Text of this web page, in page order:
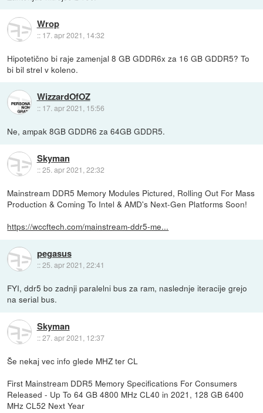
Wrop
:: 17. apr 2021, 14:32
Hipotetično bi raje zamenjal 8 GB GDDR6x za 16 GB GDDR5? To
bi bil strel v koleno.
WizzardOfOZ
:: 17. apr 2021, 15:56
Ne, ampak 8GB GDDR6 za 64GB GDDR5.
Skyman
::25. apr 2021, 22:32
Mainstream DDR5 Memory Modules Pictured, Rolling Out For Mass
Production & Coming To Intel & AMD's Next-Gen Platforms Soon!
https://wccftech.com/mainstream-ddr5-me...
pegasus
::25. apr 2021, 22:41
FYI, ddr5 bo zadnji paralelni bus za ram, naslednje iteracije grejo
na serial bus.
Skyman
::27. apr 2021, 12:37
Še nekaj vec info glede MHZ ter CL
First Mainstream DDR5 Memory Specifications For Consumers
Released - Up To 64 GB 4800 MHz CL40 in 2021, 128 GB 6400
MHz CL52 Next Year